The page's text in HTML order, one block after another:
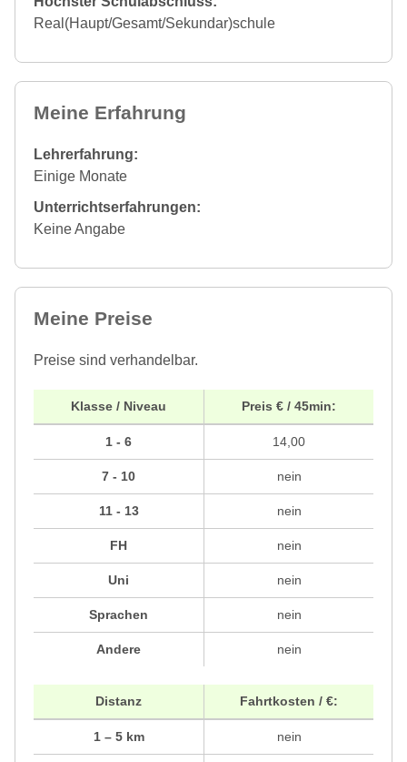
Real(Haupt/Gesamt/Sekundar)schule
Meine Erfahrung
Lehrerfahrung:
Einige Monate
Unterrichtserfahrungen:
Keine Angabe
Meine Preise
Preise sind verhandelbar.
Klasse / Niveau
1 - 6
7 - 10
11 - 13
FH
Uni
Sprachen
Andere
Preis € / 45min:
14,00
nein
nein
nein
nein
nein
nein
Distanz
1 – 5 km
Fahrtkosten / €:
nein